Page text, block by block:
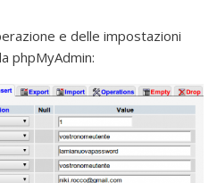
e delle impostazioni
phpMyAdmin: